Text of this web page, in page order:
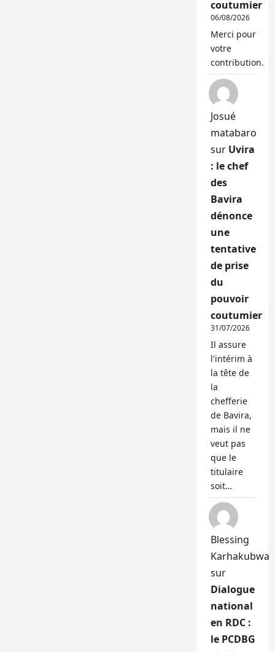
coutumier
06/08/2026
Merci pour
votre
contribution.
Josué
matabaro
sur Uvira
: le chef
des
Bavira
dénonce
une
tentative
de prise
du
pouvoir
coutumier
31/07/2026
Il assure
l'intérim à
la tête de
la
chefferie
de Bavira,
mais il ne
veut pas
que le
titulaire
soit…
Blessing
Karhakubwa
sur
Dialogue
national
en RDC :
le PCDBG